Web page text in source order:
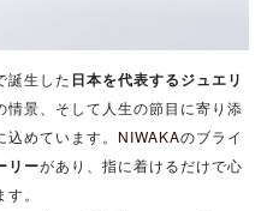
誕生した 日本を代表するジュエリ
情景、そして人生の節目に寄り添
めています。 NIWAKAのブライ
リーがあり、指に着けるだけで心
。